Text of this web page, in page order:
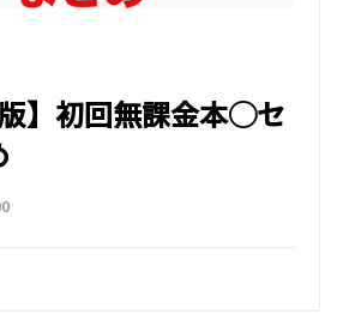
版】初回無課金本◯セ